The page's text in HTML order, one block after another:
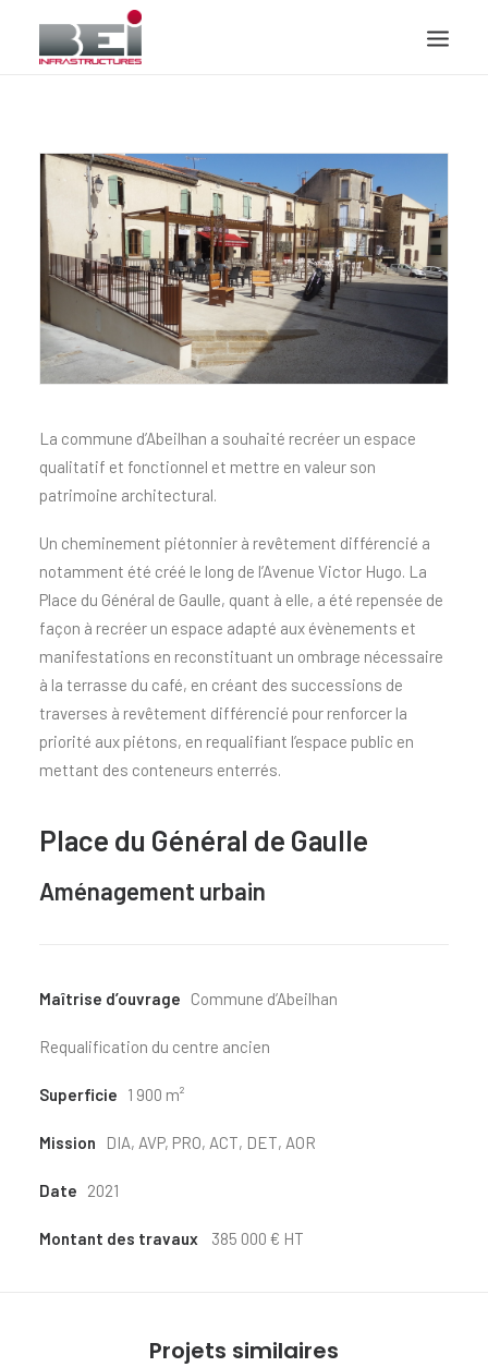
PRÉSENTATION
DOMAINES DE COMPÉTENCES
CONTACT
La commune d’Abeilhan a souhaité recréer un espace
qualitatif et fonctionnel et mettre en valeur son
patrimoine architectural.
Un cheminement piétonnier à revêtement différencié a
notamment été créé le long de l’Avenue Victor Hugo. La
Place du Général de Gaulle, quant à elle, a été repensée de
façon à recréer un espace adapté aux évènements et
manifestations en reconstituant un ombrage nécessaire
à la terrasse du café, en créant des successions de
traverses à revêtement différencié pour renforcer la
priorité aux piétons, en requalifiant l’espace public en
mettant des conteneurs enterrés.
Place du Général de Gaulle
Aménagement urbain
Maîtrise d’ouvrage Commune d’Abeilhan
Requalification du centre ancien
Superficie 1 900 m²
Mission DIA, AVP, PRO, ACT, DET, AOR
Date 2021
Montant des travaux 385 000 € HT
Projets similaires